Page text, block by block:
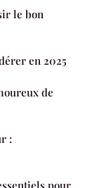
le bon
en 2025
de
: